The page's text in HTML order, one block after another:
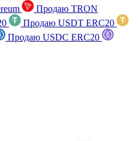
Продаю TRON
Продаю USDT ERC20
Продаю USDC ERC20